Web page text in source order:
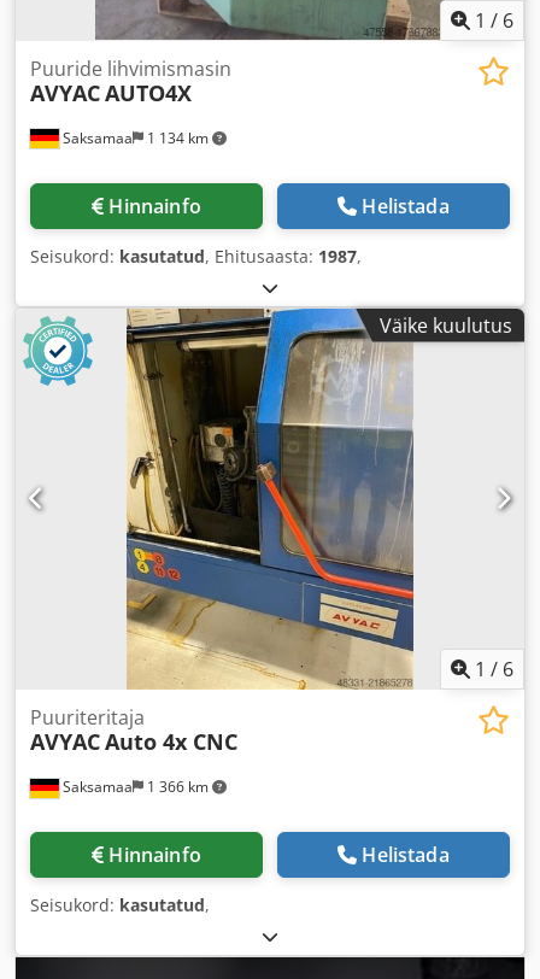
1 / 6
Saksamaa 1 134 km
Puuride lihvimismasin
AVYACAUTO4X
Hinnainfo Helistada
Seisukord: kasutatud, Ehitusaasta: 1987,
Väike kuulutus
1 / 6
Saksamaa 1 366 km
Puuriteritaja
AVYACAuto 4x CNC
Hinnainfo Helistada
Seisukord: kasutatud,